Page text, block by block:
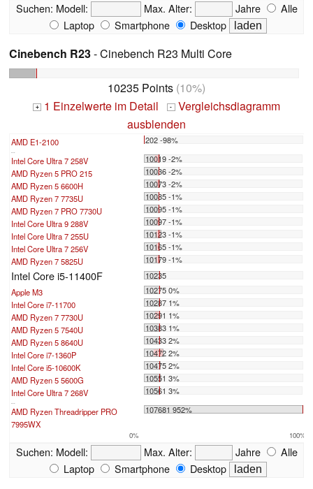
Suchen: Modell: Max. Alter: Jahre
Alle
Laptop
Smartphone Desktop
Cinebench R23- Cinebench R23 Multi Core
10235 Points (10%)
+ 1 Einzelwerte im Detail - Vergleichsdiagramm
ausblenden
AMD E1-2100 202 -98%
...
Intel Core Ultra 7 258V
10019 -2%
AMD Ryzen 5 PRO 215
10036 -2%
AMD Ryzen 5 6600H
10073 -2%
AMD Ryzen 7 7735U
10085 -1%
AMD Ryzen 7 PRO 7730U
10095 -1%
Intel Core Ultra 9 288V
10097 -1%
Intel Core Ultra 7 255U
10123 -1%
Intel Core Ultra 7 256V
10165 -1%
AMD Ryzen 7 5825U
10179 -1%
Intel Core i5-11400F
10235
Apple M3
10275 0%
Intel Core i7-11700
10287 1%
AMD Ryzen 7 7730U
10291 1%
AMD Ryzen 5 7540U
10383 1%
AMD Ryzen 5 8640U
10433 2%
Intel Core i7-1360P
10472 2%
Intel Core i5-10600K
10475 2%
AMD Ryzen 5 5600G
10551 3%
Intel Core Ultra 7 268V
10561 3%
...
AMD Ryzen Threadripper PRO
7995WX
107681 952%
0% 100%
Suchen: Modell: Max. Alter: Jahre
Alle
Laptop
Smartphone Desktop